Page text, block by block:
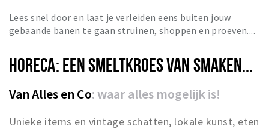
Lees snel door en laat je verleiden eens buiten jouw
gebaande banen te gaan struinen, shoppen en proeven....
HORECA: EEN SMELTKROES VAN SMAKEN...
Van Alles en Co: waar alles mogelijk is!
Unieke items en vintage schatten, lokale kunst, eten